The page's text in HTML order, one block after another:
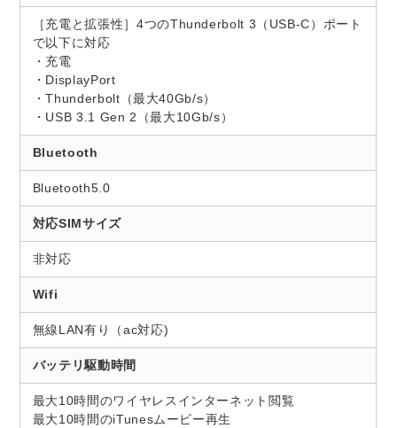
［充電と拡張性］4つのThunderbolt 3（USB-C）ポート
で以下に対応
・充電
・DisplayPort
・Thunderbolt（最大40Gb/s）
・USB 3.1 Gen 2（最大10Gb/s）
Bluetooth
Bluetooth5.0
対応SIMサイズ
非対応
Wifi
無線LAN有り（ac対応)
バッテリ駆動時間
最大10時間のワイヤレスインターネット閲覧
最大10時間のiTunesムービー再生